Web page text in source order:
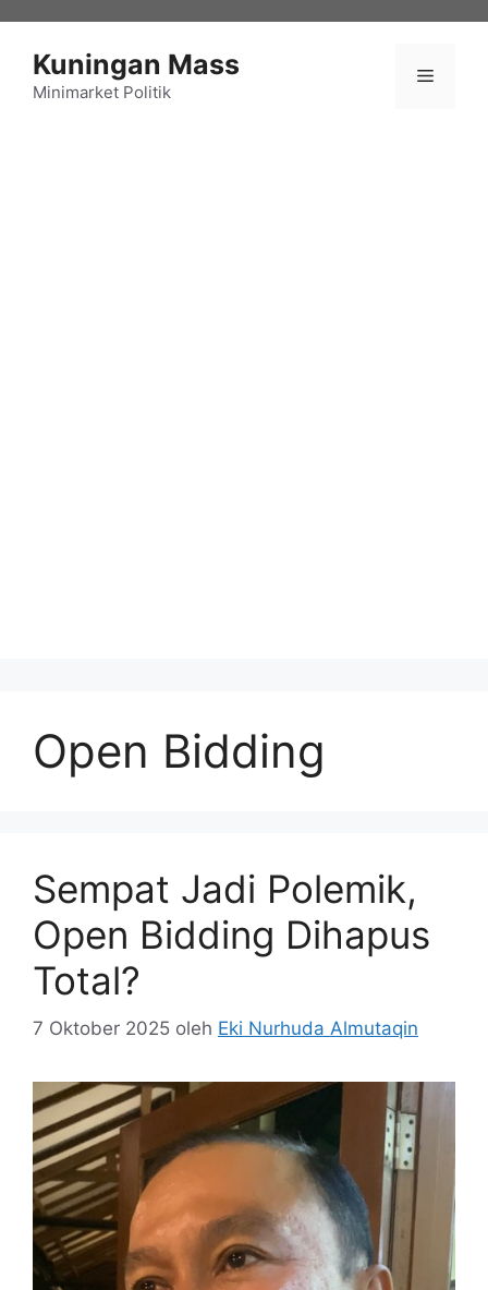
Kuningan Mass
Minimarket Politik
Menu
Open Bidding
Sempat Jadi Polemik,
Open Bidding Dihapus
Total?
7 Oktober 2025 oleh Eki Nurhuda Almutaqin